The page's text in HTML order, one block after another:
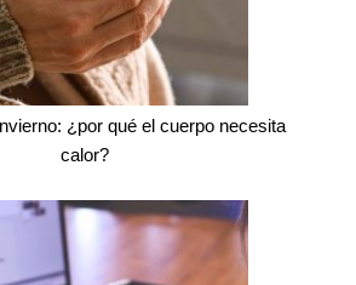
¿por qué el cuerpo necesita
calor?